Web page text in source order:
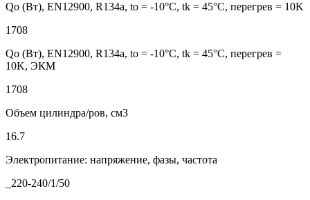
Qo (Вт), EN12900, R134a, to = -10°С, tk = 45°С, перегрев = 10K
1708
Qo (Вт), EN12900, R134a, to = -10°С, tk = 45°С, перегрев =
10K, ЭКМ
1708
Объем цилиндра/ров, см3
16.7
Электропитание: напряжение, фазы, частота
_220-240/1/50